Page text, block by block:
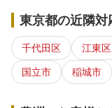
東京都の近隣対
千代田区 江東区
国立市
稲城市